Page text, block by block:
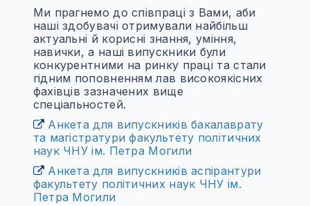
Ми прагнемо до співпраці з Вами, аби
наші здобувачі отримували найбільш
актуальні й корисні знання, уміння,
навички, а наші випускники були
конкурентними на ринку праці та стали
гідним поповненням лав високоякісних
фахівців зазначених вище
спеціальностей.
Анкета для випускників бакалаврату
та магістратури факультету політичних
наук ЧНУ ім. Петра Могили
Анкета для випускників аспірантури
факультету політичних наук ЧНУ ім.
Петра Могили